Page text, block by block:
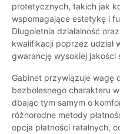
protetycznych, takich jak
wspomagające estetykę i
Długoletnia działalność
kwalifikacji poprzez udział
gwarancję wysokiej jakości
Gabinet przywiązuje wagę
bezbolesnego charakteru
dbając tym samym o
różnorodne metody
opcja płatności ratalnych,